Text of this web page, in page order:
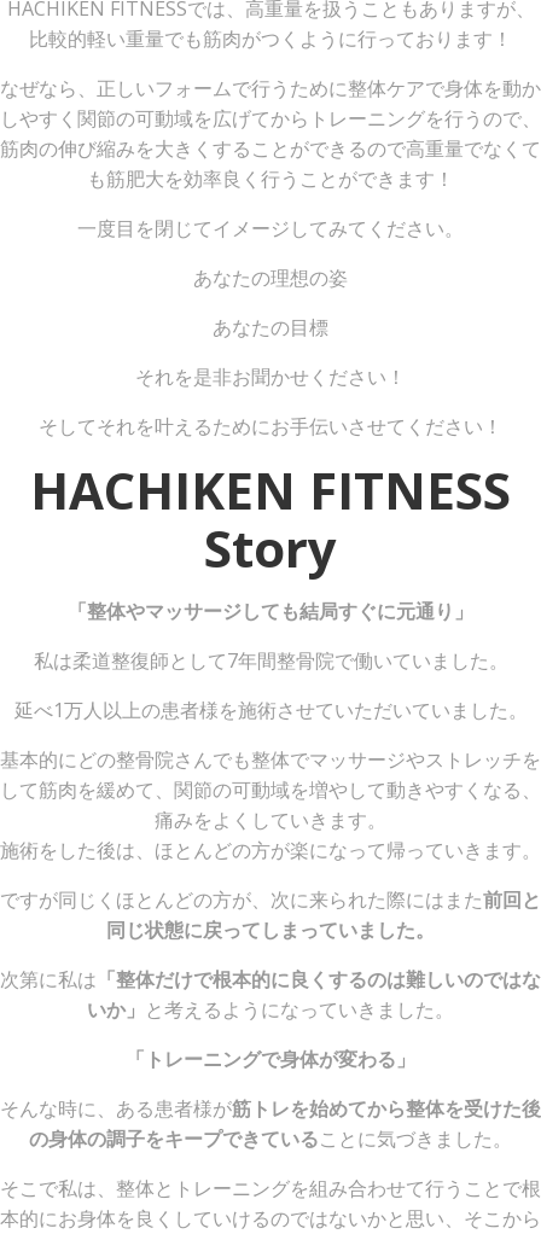
HACHIKEN FITNESSでは、高重量を扱うこともありますが、
比較的軽い重量でも筋肉がつくように行っております！
なぜなら、正しいフォームで行うために整体ケアで身体を動か
しやすく関節の可動域を広げてからトレーニングを行うので、
筋肉の伸び縮みを大きくすることができるので高重量でなくて
も筋肥大を効率良く行うことができます！
一度目を閉じてイメージしてみてください。
あなたの理想の姿
あなたの目標
それを是非お聞かせください！
そしてそれを叶えるためにお手伝いさせてください！
HACHIKEN FITNESS
Story
「整体やマッサージしても結局すぐに元通り」
私は柔道整復師として7年間整骨院で働いていました。
延べ1万人以上の患者様を施術させていただいていました。
基本的にどの整骨院さんでも整体でマッサージやストレッチを
して筋肉を緩めて、関節の可動域を増やして動きやすくなる、
痛みをよくしていきます。
施術をした後は、ほとんどの方が楽になって帰っていきます。
ですが同じくほとんどの方が、次に来られた際にはまた前回と
同じ状態に戻ってしまっていました。
次第に私は 「整体だけで根本的に良くするのは難しいのではな
いか」 と考えるようになっていきました。
「トレーニングで身体が変わる」
そんな時に、ある患者様が筋トレを始めてから整体を受けた後
の身体の調子をキープできていることに気づきました。
そこで私は、整体とトレーニングを組み合わせて行うことで根
本的にお身体を良くしていけるのではないかと思い、そこから